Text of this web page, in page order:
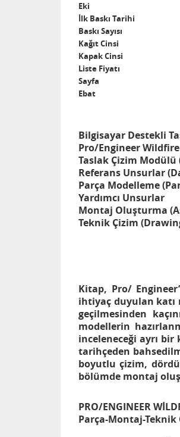
Eki
İlk Baskı Tarihi
Baskı Sayısı
Kağıt Cinsi
Kapak Cinsi
Liste Fiyatı
Sayfa
Ebat
Bilgisayar Destekli
Pro/Engineer
Taslak Çizim Modülü
Referans Unsurlar
Parça Modelleme
Yardımcı Unsurlar
Montaj Oluşturma
Teknik Çizim
Kitap, Pro/
ihtiyaç duyulan katı
geçilmesinden
modellerin
inceleneceği ayrı
tarihçeden
boyutlu çizim,
bölümde montaj
PRO/ENGINEER
Parça-Montaj-Teknik